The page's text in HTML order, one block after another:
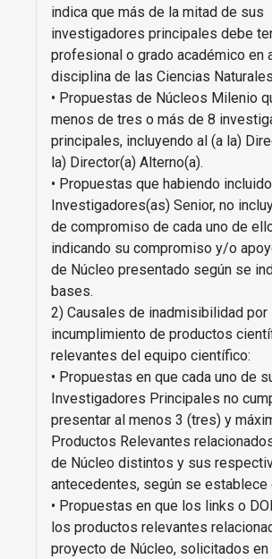
indica que más de la mitad de sus
investigadores principales debe
profesional o grado académico en
disciplina de las Ciencias
• Propuestas de Núcleos Milenio
menos de tres o más de 8
principales, incluyendo al (a la)
la) Director(a) Alterno(a).
• Propuestas que habiendo incluido
Investigadores(as) Senior, no
de compromiso de cada uno de
indicando su compromiso y/o
de Núcleo presentado según se
bases.
2) Causales de inadmisibilidad por
incumplimiento de productos
relevantes del equipo científico:
• Propuestas en que cada uno de
Investigadores Principales no
presentar al menos 3 (tres) y
Productos Relevantes
de Núcleo distintos y sus
antecedentes, según se establece
• Propuestas en que los links o
los productos relevantes
proyecto de Núcleo, solicitados en